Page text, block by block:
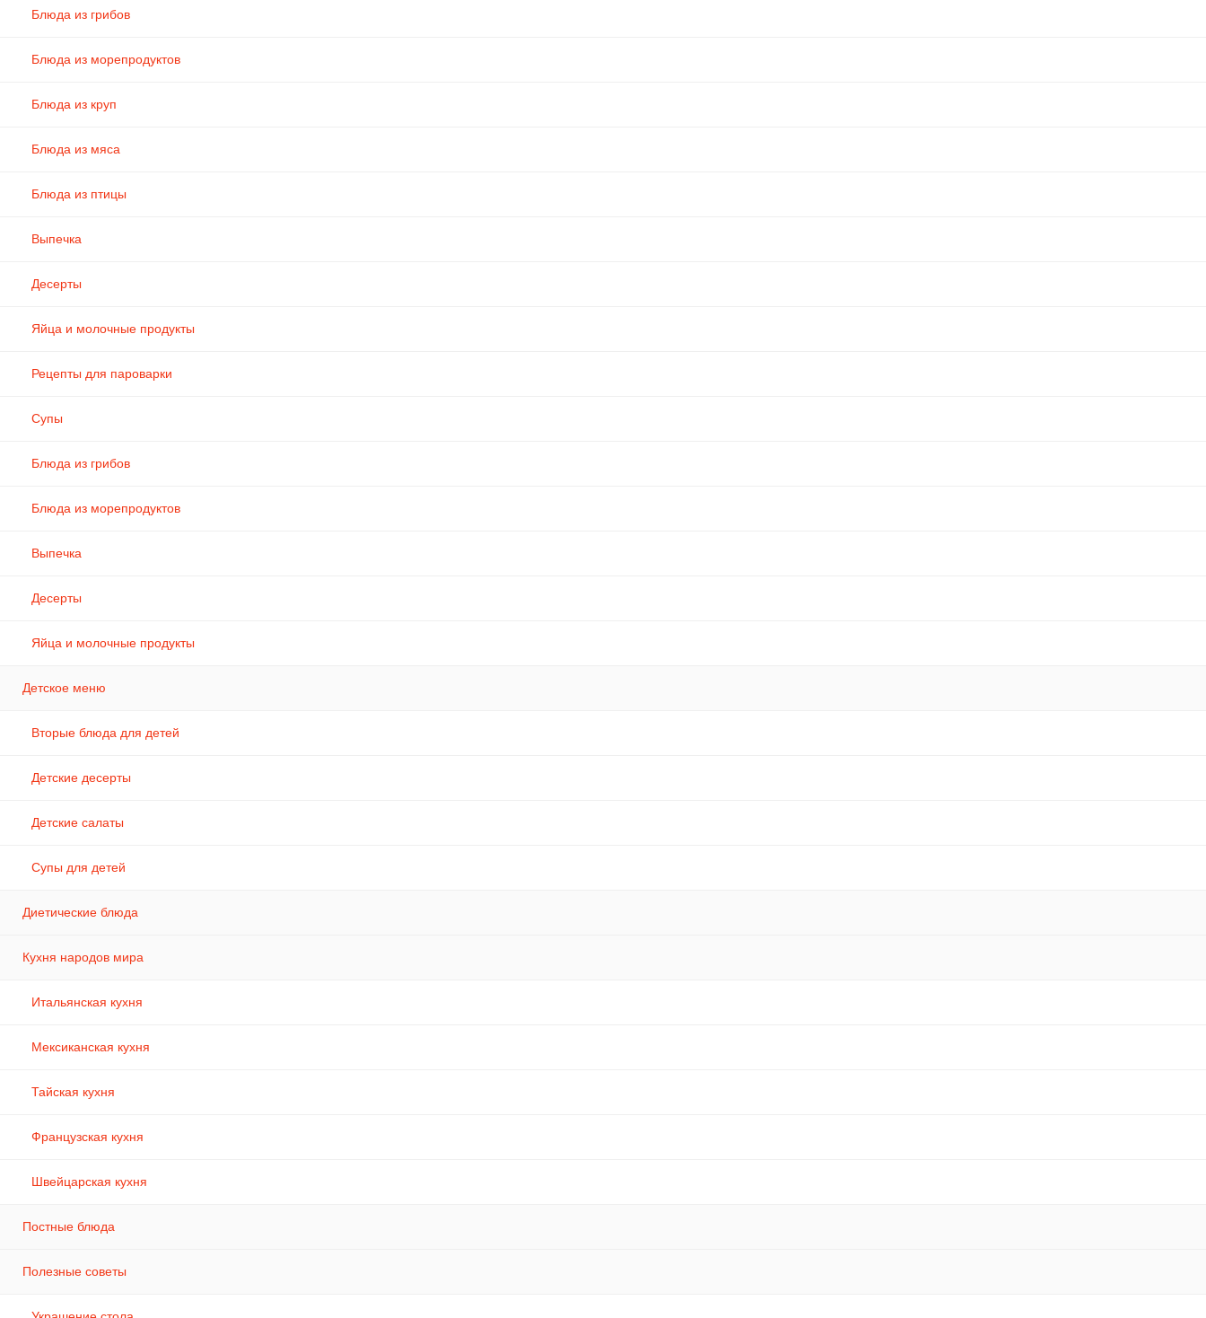
Блюда из грибов
Блюда из морепродуктов
Блюда из круп
Блюда из мяса
Блюда из птицы
Выпечка
Десерты
Яйца и молочные продукты
Рецепты для пароварки
Супы
Блюда из грибов
Блюда из морепродуктов
Выпечка
Десерты
Яйца и молочные продукты
Детское меню
Вторые блюда для детей
Детские десерты
Детские салаты
Супы для детей
Диетические блюда
Кухня народов мира
Итальянская кухня
Мексиканская кухня
Тайская кухня
Французская кухня
Швейцарская кухня
Постные блюда
Полезные советы